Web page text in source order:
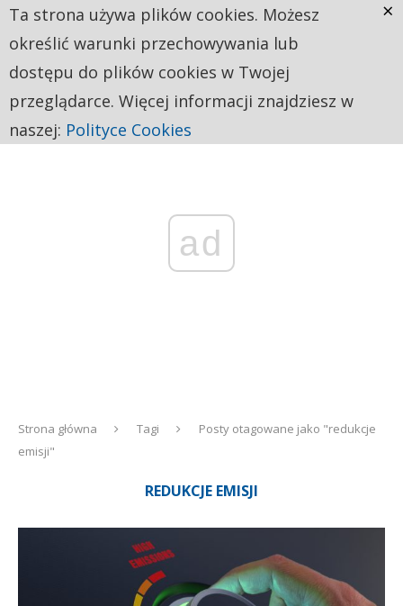
ad
Strona główna Tagi
Posty otagowane jako "redukcje
emisji"
REDUKCJE EMISJI
Ta strona używa plików cookies. Możesz
określić warunki przechowywania lub
dostępu do plików cookies w Twojej
przeglądarce. Więcej informacji znajdziesz w
naszej: Polityce Cookies
×